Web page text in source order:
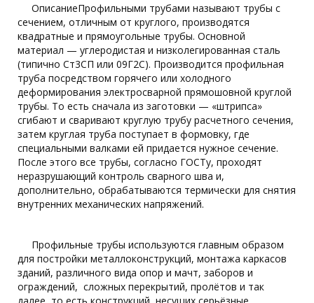
ОписаниеПрофильными трубами называют трубы с
сечением, отличным от круглого, производятся
квадратные и прямоугольные трубы. Основной
материал — углеродистая и низколегированная сталь
(типично Ст3СП или 09Г2С). Производится профильная
труба посредством горячего или холодного
деформирования электросварной прямошовной круглой
трубы. То есть сначала из заготовки — «штрипса»
сгибают и сваривают круглую трубу расчетного сечения,
затем круглая труба поступает в формовку, где
специальными валками ей придается нужное сечение.
После этого все трубы, согласно ГОСТу, проходят
неразрушающий контроль сварного шва и,
дополнительно, обрабатываются термически для снятия
внутренних механических напряжений.
Профильные трубы используются главным образом
для постройки металлоконструкций, монтажа каркасов
зданий, различного вида опор и мачт, заборов и
ограждений, сложных перекрытий, пролётов и так
далее, то есть конструкций, несущих серьёзные